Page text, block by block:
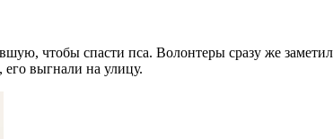
чтобы спасти пса. Волонтеры сразу же
выгнали на улицу.